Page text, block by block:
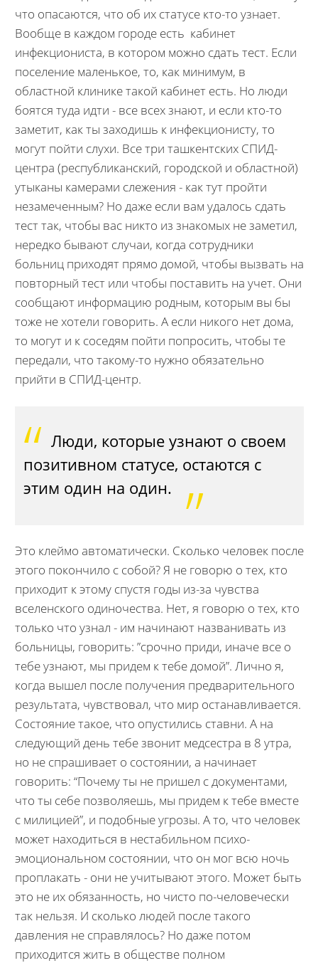
что опасаются, что об их статусе кто-то узнает.
Вообще в каждом городе есть кабинет
инфекциониста, в котором можно сдать тест. Если
поселение маленькое, то, как минимум, в
областной клинике такой кабинет есть. Но люди
боятся туда идти - все всех знают, и если кто-то
заметит, как ты заходишь к инфекционисту, то
могут пойти слухи. Все три ташкентских СПИД-
центра (республиканский, городской и областной)
утыканы камерами слежения - как тут пройти
незамеченным? Но даже если вам удалось сдать
тест так, чтобы вас никто из знакомых не заметил,
нередко бывают случаи, когда сотрудники
больниц приходят прямо домой, чтобы вызвать на
повторный тест или чтобы поставить на учет. Они
сообщают информацию родным, которым вы бы
тоже не хотели говорить. А если никого нет дома,
то могут и к соседям пойти попросить, чтобы те
передали, что такому-то нужно обязательно
прийти в СПИД-центр.
Люди, которые узнают о своем
позитивном статусе, остаются с
этим один на один.
Это клеймо автоматически. Сколько человек после
этого покончило с собой? Я не говорю о тех, кто
приходит к этому спустя годы из-за чувства
вселенского одиночества. Нет, я говорю о тех, кто
только что узнал - им начинают названивать из
больницы, говорить: ”срочно приди, иначе все о
тебе узнают, мы придем к тебе домой”. Лично я,
когда вышел после получения предварительного
результата, чувствовал, что мир останавливается.
Состояние такое, что опустились ставни. А на
следующий день тебе звонит медсестра в 8 утра,
но не спрашивает о состоянии, а начинает
говорить: “Почему ты не пришел с документами,
что ты себе позволяешь, мы придем к тебе вместе
с милицией”, и подобные угрозы. А то, что человек
может находиться в нестабильном психо-
эмоциональном состоянии, что он мог всю ночь
проплакать - они не учитывают этого. Может быть
это не их обязанность, но чисто по-человечески
так нельзя. И сколько людей после такого
давления не справлялось? Но даже потом
приходится жить в обществе полном